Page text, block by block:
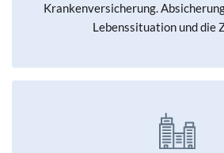
Krankenversicherung.
Lebenssituation und die